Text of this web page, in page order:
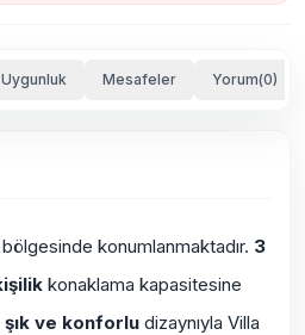
Uygunluk Mesafeler Yorum(0)
bölgesinde konumlanmaktadır. 3
konaklama kapasitesine
şık ve konforlu dizaynıyla Villa